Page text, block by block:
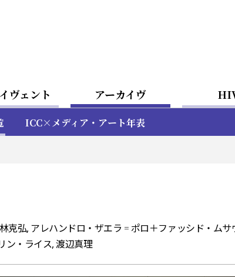
ヴェント アーカイヴ
ICC×メディア・アート年表
克弘, アレハンドロ・ザエラ゠ポロ＋ファッシド・ム
ン・ライス, 渡辺真理